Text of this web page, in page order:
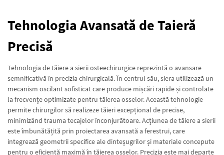
Tehnologia Avansată de Taieră
Precisă
Tehnologia de tăiere a sierii osteechirurgice reprezintă o avansare
semnificativă în precizia chirurgicală. În centrul său, siera utilizează un
mecanism oscilant sofisticat care produce mișcări rapide și controlate
la frecvențe optimizate pentru tăierea osselor. Această tehnologie
permite chirurgilor să realizeze tăieri excepțional de precise,
minimizând trauma tecajelor înconjurătoare. Acțiunea de tăiere a sierii
este îmbunătățită prin proiectarea avansată a ferestrui, care
integrează geometrii specifice ale dinteșugrilor și materiale concepute
pentru o eficiență maximă în tăierea osselor. Precizia este mai departe